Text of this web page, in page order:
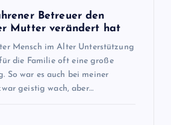
Betreuer den
Mutter verändert hat
Mensch im Alter Unterstützung
die Familie oft eine große
So war es auch bei meiner
geistig wach, aber…